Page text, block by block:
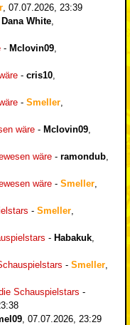
07.07.2026, 23:39
Dana White
- Mclovin09
- cris10
- Smeller
wäre - Mclovin09
wäre - ramondub
wäre - Smeller
- Smeller
- Habakuk
- Smeller
Schauspielstars -
07.07.2026, 23:29